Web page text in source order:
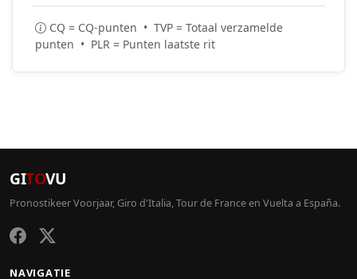
CQ = CQ-punten • TVP = Totaal verzamelde
punten • PLR = Punten laatste rit
GITOVU
Pronostikeer Voorjaar, Giro d'Italia, Tour de France en Vuelta a España.
NAVIGATIE